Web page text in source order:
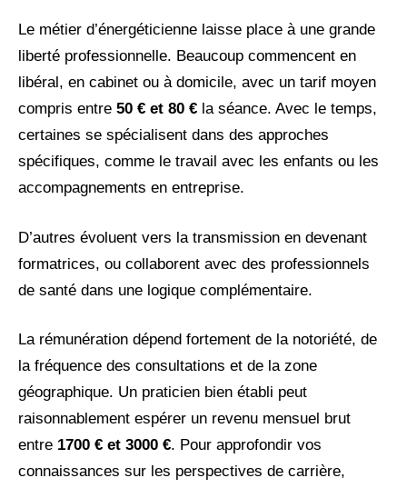
Le métier d’énergéticienne laisse place à une grande
liberté professionnelle. Beaucoup commencent en
libéral, en cabinet ou à domicile, avec un tarif moyen
compris entre 50 € et 80 € la séance. Avec le temps,
certaines se spécialisent dans des approches
spécifiques, comme le travail avec les enfants ou les
accompagnements en entreprise.
D’autres évoluent vers la transmission en devenant
formatrices, ou collaborent avec des professionnels
de santé dans une logique complémentaire.
La rémunération dépend fortement de la notoriété, de
la fréquence des consultations et de la zone
géographique. Un praticien bien établi peut
raisonnablement espérer un revenu mensuel brut
entre 1700 € et 3000 €. Pour approfondir vos
connaissances sur les perspectives de carrière,